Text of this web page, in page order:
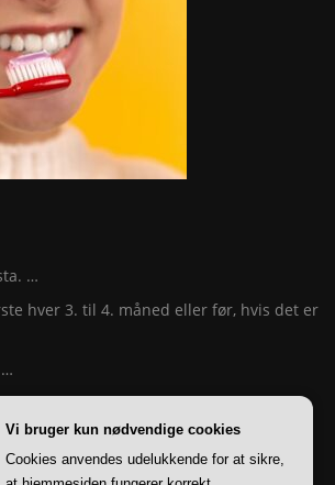
…
hver 3. til 4. måned eller før, hvis det er
drikke. …
…
Vi bruger kun nødvendige cookies
Cookies anvendes udelukkende for at sikre,